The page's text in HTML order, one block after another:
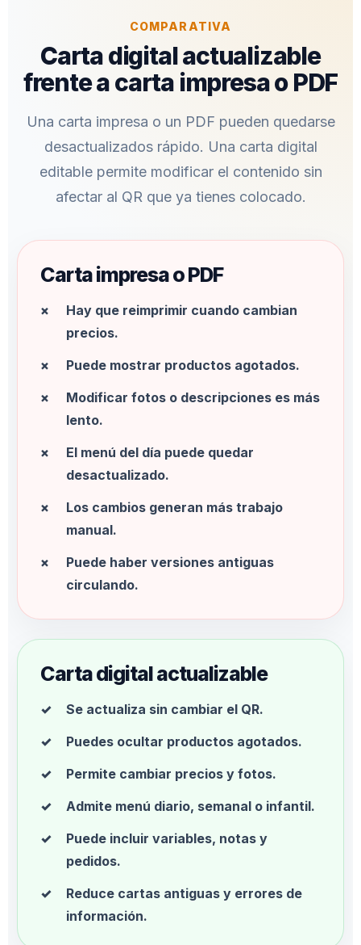
COMPARATIVA
Carta digital actualizable
frente a carta impresa o PDF
Una carta impresa o un PDF pueden quedarse
desactualizados rápido. Una carta digital
editable permite modificar el contenido sin
afectar al QR que ya tienes colocado.
Carta impresa o PDF
Hay que reimprimir cuando cambian
precios.
Puede mostrar productos agotados.
Modificar fotos o descripciones es más
lento.
El menú del día puede quedar
desactualizado.
Los cambios generan más trabajo
manual.
Puede haber versiones antiguas
circulando.
Carta digital actualizable
Se actualiza sin cambiar el QR.
Puedes ocultar productos agotados.
Permite cambiar precios y fotos.
Admite menú diario, semanal o infantil.
Puede incluir variables, notas y
pedidos.
Reduce cartas antiguas y errores de
información.